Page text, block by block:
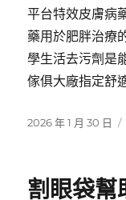
平台特效皮膚病
藥用於肥胖治療
學生活去污劑是
傢俱大廠指定舒
發
2026 年 1 月 30 日
割眼袋幫